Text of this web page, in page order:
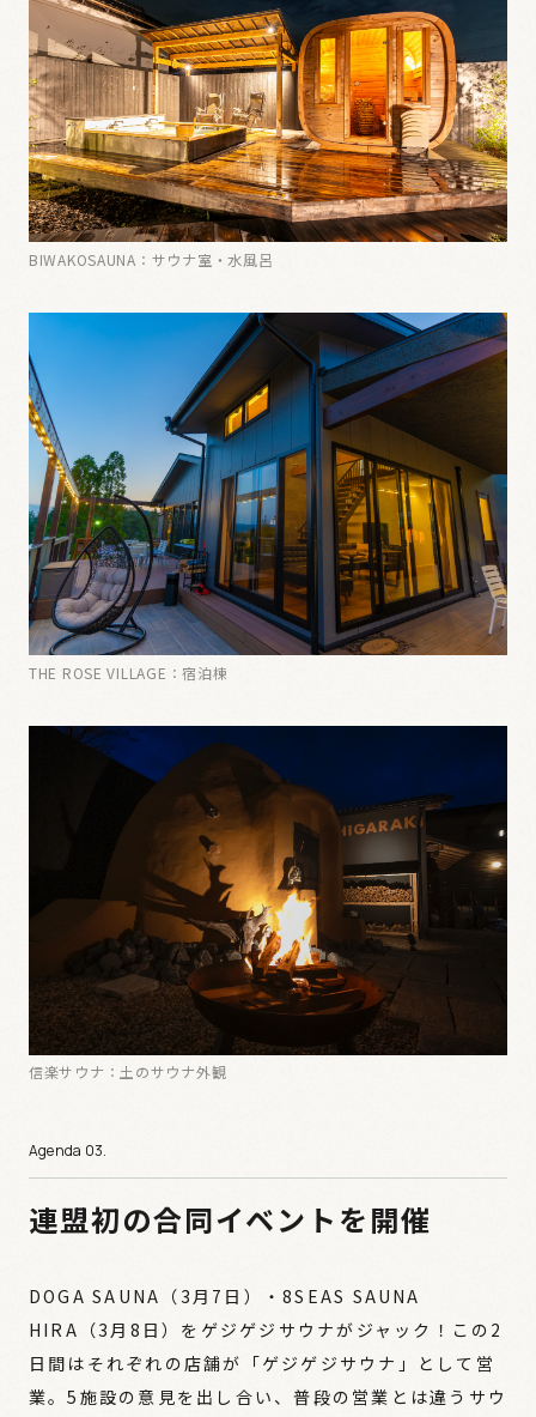
BIWAKOSAUNA：サウナ室・水風呂
THE ROSE VILLAGE：宿泊棟
信楽サウナ：土のサウナ外観
連盟初の合同イベントを開催
DOGA SAUNA（3月7日）・8SEAS SAUNA
HIRA（3月8日）をゲジゲジサウナがジャック！この2
日間はそれぞれの店舗が「ゲジゲジサウナ」として営
業。5施設の意見を出し合い、普段の営業とは違うサウ